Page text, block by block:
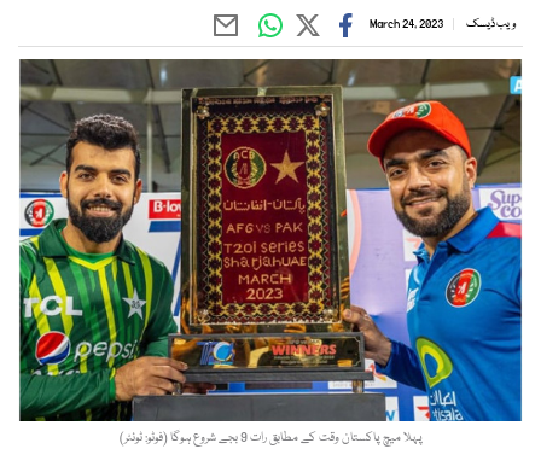
ویب ڈیسک March 24, 2023
پہلا میچ پاکستان وقت کے مطابق رات 9 بجے شروع ہوگا (فوٹو: ٹوئٹر)